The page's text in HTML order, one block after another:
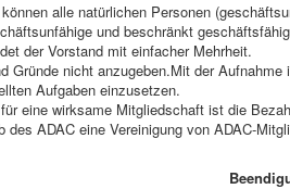
alle natürlichen Personen
und beschränkt
der Vorstand mit einfacher Mehrheit.
Gründe nicht anzugeben.Mit der
Aufgaben einzusetzen.
eine wirksame Mitgliedschaft ist die
des ADAC eine Vereinigung von ADAC-